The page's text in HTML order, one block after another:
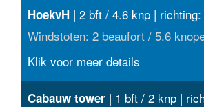
HoekvH | 2 bft / 4.6 knp |
Windstoten: 2 beaufort / 5.6
Klik voor meer details
Cabauw tower | 1 bft / 2 knp |